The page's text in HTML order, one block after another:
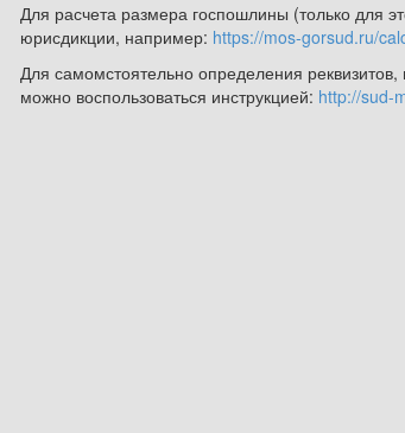
Для расчета размера госпошлины (только для
юрисдикции, например: https://mos-gorsud.ru/
Для самомстоятельно определения
можно воспользоваться инструкцией: http://sud-